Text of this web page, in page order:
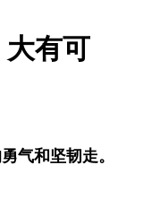
有可
气和坚韧走。